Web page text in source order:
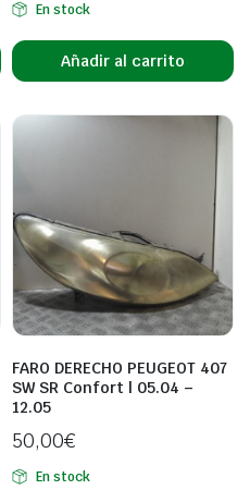
En stock
Añadir al carrito
FARO DERECHO PEUGEOT 407
SW SR Confort | 05.04 –
12.05
50,00€
En stock